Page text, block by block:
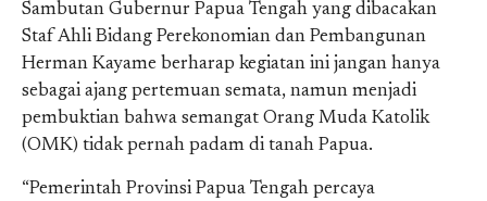
Sambutan Gubernur Papua Tengah yang dibacakan
Staf Ahli Bidang Perekonomian dan Pembangunan
Herman Kayame berharap kegiatan ini jangan hanya
sebagai ajang pertemuan semata, namun menjadi
pembuktian bahwa semangat Orang Muda Katolik
(OMK) tidak pernah padam di tanah Papua.
“Pemerintah Provinsi Papua Tengah percaya